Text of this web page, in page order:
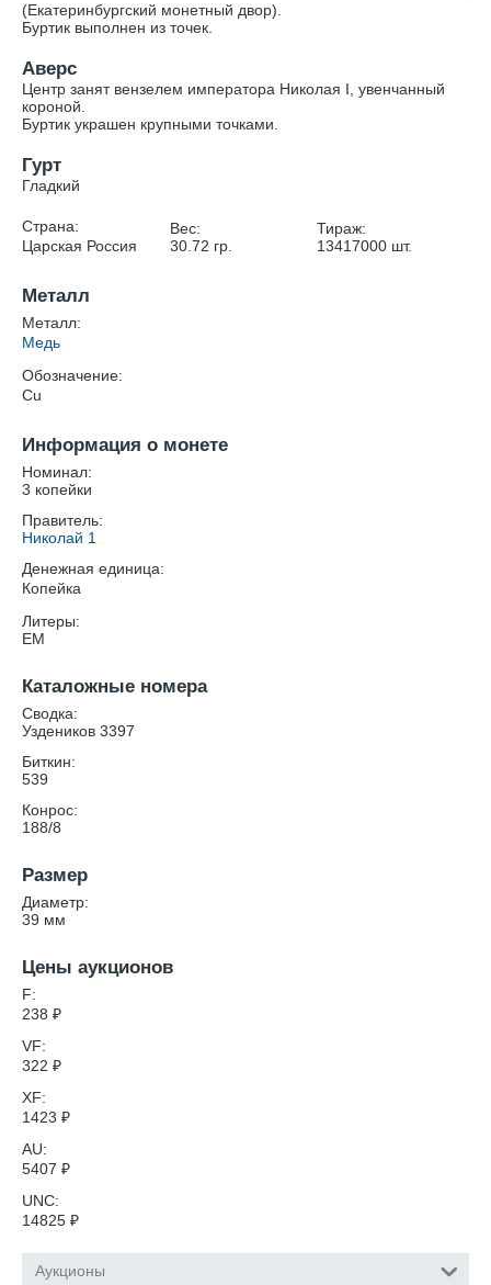
(Екатеринбургский монетный двор).
Буртик выполнен из точек.
Аверс
Центр занят вензелем императора Николая I, увенчанный
короной.
Буртик украшен крупными точками.
Гурт
Гладкий
Страна:
Царская Россия
Вес:
30.72 гр.
Тираж:
13417000 шт.
Металл
Металл:
Медь
Обозначение:
Cu
Информация о монете
Номинал:
3 копейки
Правитель:
Николай 1
Денежная единица:
Копейка
Литеры:
ЕМ
Каталожные номера
Сводка:
Уздеников 3397
Биткин:
539
Конрос:
188/8
Размер
Диаметр:
39 мм
Цены аукционов
F:
238 ₽
VF:
322 ₽
XF:
1423 ₽
AU:
5407 ₽
UNC:
14825 ₽
Аукционы